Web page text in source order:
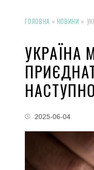
ГОЛОВНА » НОВИНИ »
УКРАЇНА
2025-06-04